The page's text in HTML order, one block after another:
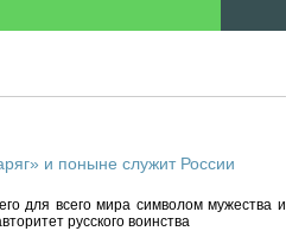
и поныне служит России
для всего мира символом мужества и
русского воинства